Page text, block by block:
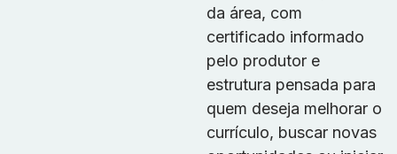
da área, com
certificado informado
pelo produtor e
estrutura pensada para
quem deseja melhorar o
currículo, buscar novas